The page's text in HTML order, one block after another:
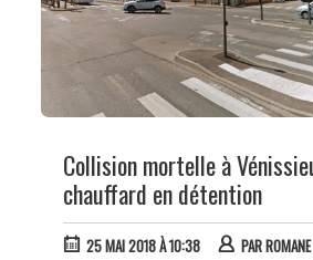
Collision mortelle à
chauffard en détention
25 MAI 2018 À 10:38 PAR